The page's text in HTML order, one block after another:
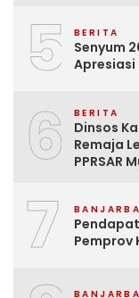
5 BERITA
Senyum
Apresiasi
6 BERITA
Dinsos
Remaja
PPRSAR
7
Pemprov